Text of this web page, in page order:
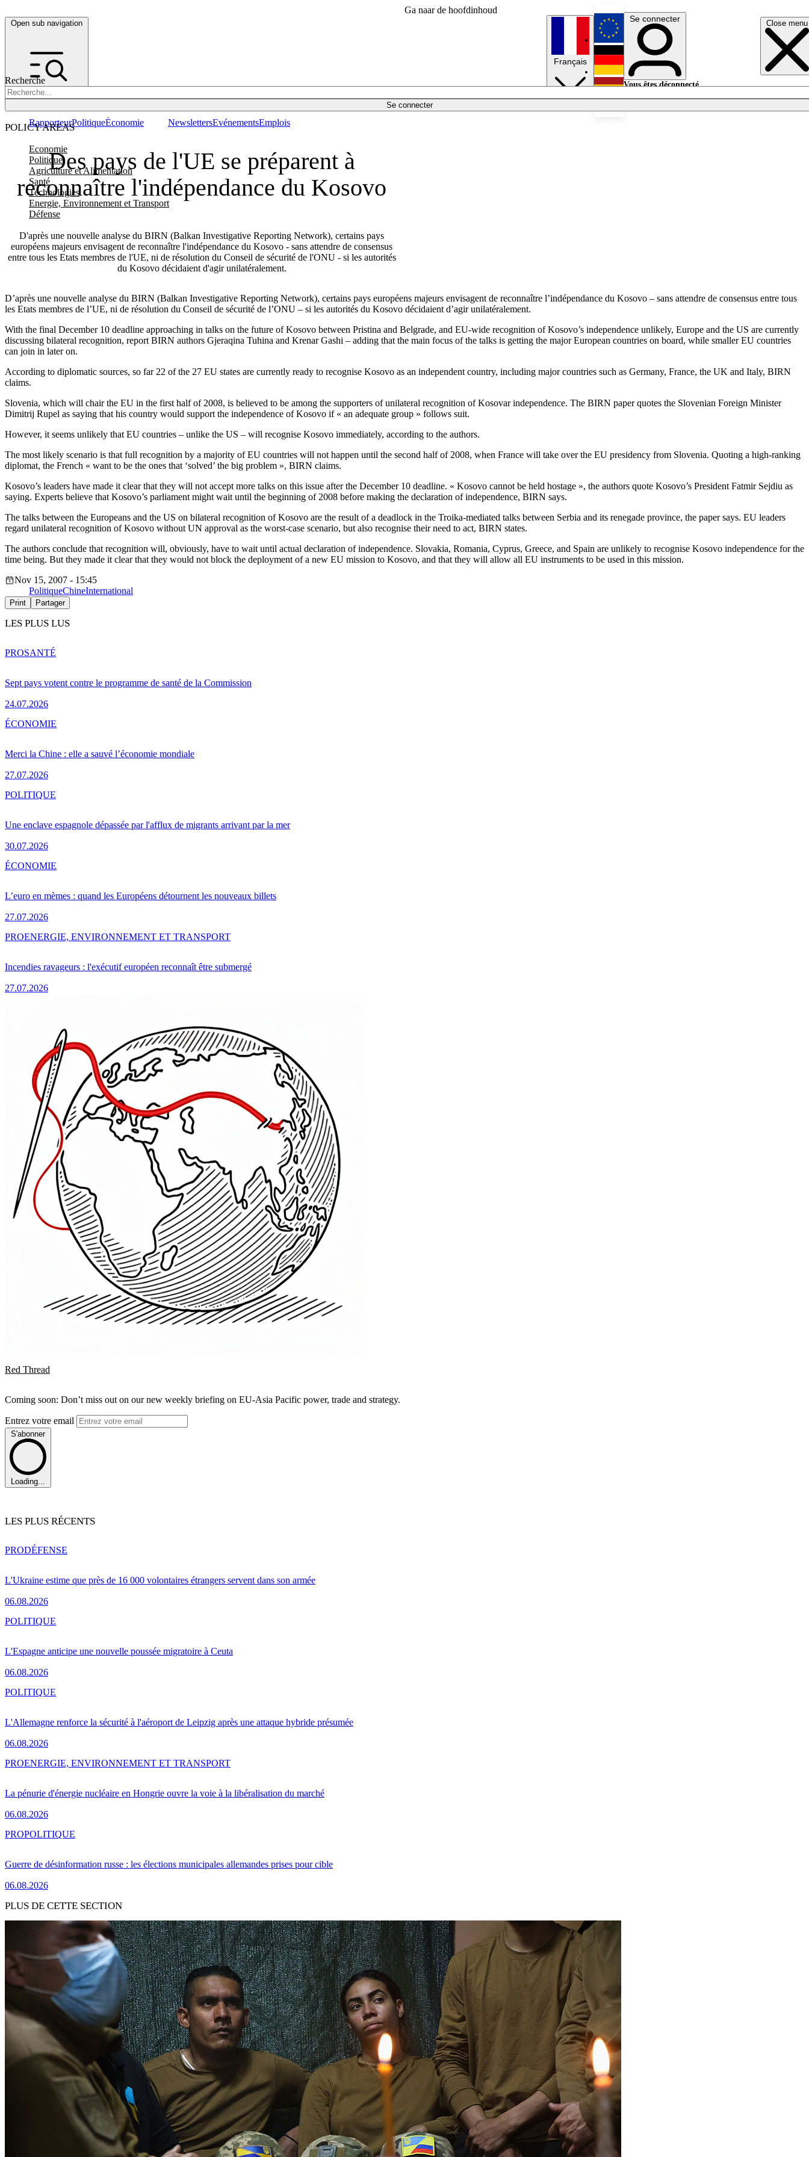
Ga naar de hoofdinhoud
Open sub navigation Close menu
Recherche
Se connecter
POLICY AREAS
Economie
Politique
Agriculture et Alimentation
Santé
Technologies
Energie, Environnement et Transport
Défense
RapporteurPolitiqueÉconomie NewslettersEvénementsEmplois
Français
English
Deutsch
Se connecter
Vous êtes déconnecté.
Des pays de l'UE se préparent à
reconnaître l'indépendance du Kosovo
D'après une nouvelle analyse du BIRN (Balkan Investigative Reporting Network), certains pays
européens majeurs envisagent de reconnaître l'indépendance du Kosovo - sans attendre de consensus
entre tous les Etats membres de l'UE, ni de résolution du Conseil de sécurité de l'ONU - si les autorités
du Kosovo décidaient d'agir unilatéralement.
D’après une nouvelle analyse du BIRN (Balkan Investigative Reporting Network), certains pays européens majeurs envisagent de reconnaître l’indépendance du Kosovo – sans attendre de consensus entre tous
les Etats membres de l’UE, ni de résolution du Conseil de sécurité de l’ONU – si les autorités du Kosovo décidaient d’agir unilatéralement.
With the final December 10 deadline approaching in talks on the future of Kosovo between Pristina and Belgrade, and EU-wide recognition of Kosovo’s independence unlikely, Europe and the US are currently
discussing bilateral recognition, report BIRN authors Gjeraqina Tuhina and Krenar Gashi – adding that the main focus of the talks is getting the major European countries on board, while smaller EU countries
can join in later on.
According to diplomatic sources, so far 22 of the 27 EU states are currently ready to recognise Kosovo as an independent country, including major countries such as Germany, France, the UK and Italy, BIRN
claims.
Slovenia, which will chair the EU in the first half of 2008, is believed to be among the supporters of unilateral recognition of Kosovar independence. The BIRN paper quotes the Slovenian Foreign Minister
Dimitrij Rupel as saying that his country would support the independence of Kosovo if « an adequate group » follows suit.
However, it seems unlikely that EU countries – unlike the US – will recognise Kosovo immediately, according to the authors.
The most likely scenario is that full recognition by a majority of EU countries will not happen until the second half of 2008, when France will take over the EU presidency from Slovenia. Quoting a high-ranking
diplomat, the French « want to be the ones that ‘solved’ the big problem », BIRN claims.
Kosovo’s leaders have made it clear that they will not accept more talks on this issue after the December 10 deadline. « Kosovo cannot be held hostage », the authors quote Kosovo’s President Fatmir Sejdiu as
saying. Experts believe that Kosovo’s parliament might wait until the beginning of 2008 before making the declaration of independence, BIRN says.
The talks between the Europeans and the US on bilateral recognition of Kosovo are the result of a deadlock in the Troika-mediated talks between Serbia and its renegade province, the paper says. EU leaders
regard unilateral recognition of Kosovo without UN approval as the worst-case scenario, but also recognise their need to act, BIRN states.
The authors conclude that recognition will, obviously, have to wait until actual declaration of independence. Slovakia, Romania, Cyprus, Greece, and Spain are unlikely to recognise Kosovo independence for the
time being. But they made it clear that they would not block the deployment of a new EU mission to Kosovo, and that they will allow all EU instruments to be used in this mission.
Nov 15, 2007 - 15:45
PolitiqueChineInternational
Print Partager
LES PLUS LUS
Sept pays votent contre le programme de santé de la Commission
24.07.2026
PROSANTÉ
Merci la Chine : elle a sauvé l’économie mondiale
27.07.2026
ÉCONOMIE
Une enclave espagnole dépassée par l'afflux de migrants arrivant par la mer
30.07.2026
POLITIQUE
L’euro en mèmes : quand les Européens détournent les nouveaux billets
27.07.2026
ÉCONOMIE
Incendies ravageurs : l'exécutif européen reconnaît être submergé
27.07.2026
PROENERGIE, ENVIRONNEMENT ET TRANSPORT
Red Thread
Coming soon: Don’t miss out on our new weekly briefing on EU-Asia Pacific power, trade and strategy.
Entrez votre email
S'abonner
Loading...
LES PLUS RÉCENTS
L'Ukraine estime que près de 16 000 volontaires étrangers servent dans son armée
06.08.2026
PRODÉFENSE
L'Espagne anticipe une nouvelle poussée migratoire à Ceuta
06.08.2026
POLITIQUE
L'Allemagne renforce la sécurité à l'aéroport de Leipzig après une attaque hybride présumée
06.08.2026
POLITIQUE
La pénurie d'énergie nucléaire en Hongrie ouvre la voie à la libéralisation du marché
06.08.2026
PROENERGIE, ENVIRONNEMENT ET TRANSPORT
Guerre de désinformation russe : les élections municipales allemandes prises pour cible
06.08.2026
PROPOLITIQUE
PLUS DE CETTE SECTION